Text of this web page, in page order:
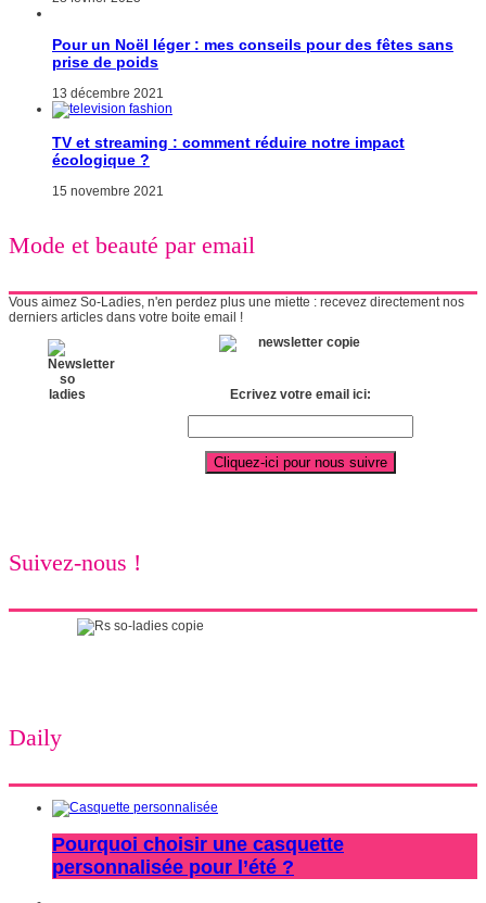
Pour un Noël léger : mes conseils pour des fêtes sans
prise de poids
13 décembre 2021
TV et streaming : comment réduire notre impact
écologique ?
15 novembre 2021
Mode et beauté par email
Vous aimez So-Ladies, n'en perdez plus une miette : recevez directement nos
derniers articles dans votre boite email !
Ecrivez votre email ici:
Suivez-nous !
Daily
Pourquoi choisir une casquette
personnalisée pour l’été ?